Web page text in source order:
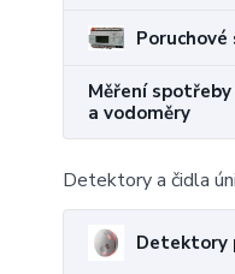
Měření
a vodoměry
Detektory a čidla
Detektory